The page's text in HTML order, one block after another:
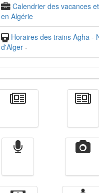
Calendrier des vacances
en Algérie
Horaires des trains Agha -
d'Alger -